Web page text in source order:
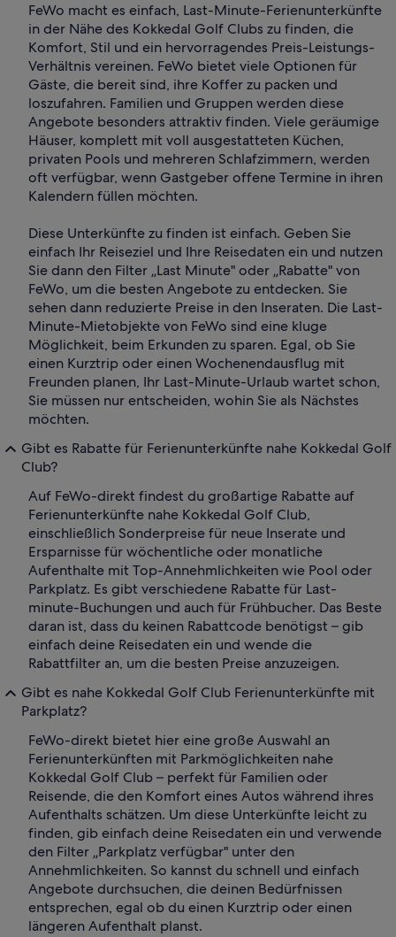
FeWo macht es einfach, Last-Minute-Ferienunterkünfte
in der Nähe des Kokkedal Golf Clubs zu finden, die
Komfort, Stil und ein hervorragendes Preis-Leistungs-
Verhältnis vereinen. FeWo bietet viele Optionen für
Gäste, die bereit sind, ihre Koffer zu packen und
loszufahren. Familien und Gruppen werden diese
Angebote besonders attraktiv finden. Viele geräumige
Häuser, komplett mit voll ausgestatteten Küchen,
privaten Pools und mehreren Schlafzimmern, werden
oft verfügbar, wenn Gastgeber offene Termine in ihren
Kalendern füllen möchten.
Diese Unterkünfte zu finden ist einfach. Geben Sie
einfach Ihr Reiseziel und Ihre Reisedaten ein und nutzen
Sie dann den Filter „Last Minute" oder „Rabatte" von
FeWo, um die besten Angebote zu entdecken. Sie
sehen dann reduzierte Preise in den Inseraten. Die Last-
Minute-Mietobjekte von FeWo sind eine kluge
Möglichkeit, beim Erkunden zu sparen. Egal, ob Sie
einen Kurztrip oder einen Wochenendausflug mit
Freunden planen, Ihr Last-Minute-Urlaub wartet schon,
Sie müssen nur entscheiden, wohin Sie als Nächstes
möchten.
Gibt es Rabatte für Ferienunterkünfte nahe Kokkedal Golf
Club?
Auf FeWo-direkt findest du großartige Rabatte auf
Ferienunterkünfte nahe Kokkedal Golf Club,
einschließlich Sonderpreise für neue Inserate und
Ersparnisse für wöchentliche oder monatliche
Aufenthalte mit Top-Annehmlichkeiten wie Pool oder
Parkplatz. Es gibt verschiedene Rabatte für Last-
minute-Buchungen und auch für Frühbucher. Das Beste
daran ist, dass du keinen Rabattcode benötigst – gib
einfach deine Reisedaten ein und wende die
Rabattfilter an, um die besten Preise anzuzeigen.
Gibt es nahe Kokkedal Golf Club Ferienunterkünfte mit
Parkplatz?
FeWo-direkt bietet hier eine große Auswahl an
Ferienunterkünften mit Parkmöglichkeiten nahe
Kokkedal Golf Club – perfekt für Familien oder
Reisende, die den Komfort eines Autos während ihres
Aufenthalts schätzen. Um diese Unterkünfte leicht zu
finden, gib einfach deine Reisedaten ein und verwende
den Filter „Parkplatz verfügbar" unter den
Annehmlichkeiten. So kannst du schnell und einfach
Angebote durchsuchen, die deinen Bedürfnissen
entsprechen, egal ob du einen Kurztrip oder einen
längeren Aufenthalt planst.